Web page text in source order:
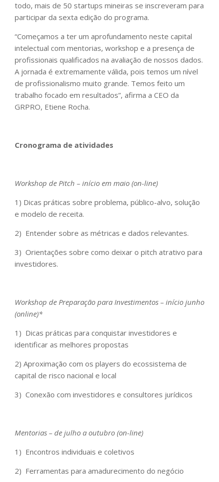
todo, mais de 50 startups mineiras se inscreveram para
participar da sexta edição do programa.
“Começamos a ter um aprofundamento neste capital
intelectual com mentorias, workshop e a presença de
profissionais qualificados na avaliação de nossos dados.
A jornada é extremamente válida, pois temos um nível
de profissionalismo muito grande. Temos feito um
trabalho focado em resultados”, afirma a CEO da
GRPRO, Etiene Rocha.
Cronograma de atividades
Workshop de Pitch – início em maio (on-line)
1) Dicas práticas sobre problema, público-alvo, solução
e modelo de receita.
2) Entender sobre as métricas e dados relevantes.
3) Orientações sobre como deixar o pitch atrativo para
investidores.
Workshop de Preparação para Investimentos – início junho
(online)*
1) Dicas práticas para conquistar investidores e
identificar as melhores propostas
2) Aproximação com os players do ecossistema de
capital de risco nacional e local
3) Conexão com investidores e consultores jurídicos
Mentorias – de julho a outubro (on-line)
1) Encontros individuais e coletivos
2) Ferramentas para amadurecimento do negócio